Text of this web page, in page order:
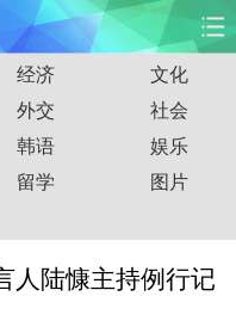
国际 财经
人事 教育
华人 汽车
经济
文化
外交
社会
韩语
娱乐
留学
图片
人陆慷主持例行记